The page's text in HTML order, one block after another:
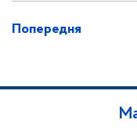
Попередня